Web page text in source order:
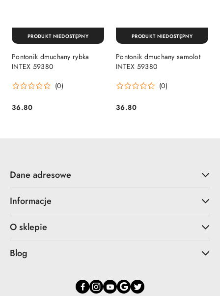
Pontonik dmuchany rybka
INTEX 59380
(0)
Cena:
36.80
PRODUKT NIEDOSTĘPNY
Pontonik dmuchany samolot
INTEX 59380
(0)
Cena:
36.80
PRODUKT NIEDOSTĘPNY
Dane adresowe
Informacje
O sklepie
Blog